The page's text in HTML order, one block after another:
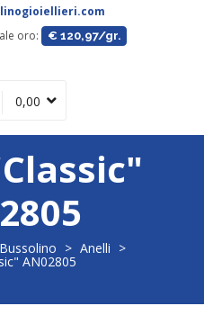
oro:
€ 120,97/gr.
0,00
> Anelli >
AN02805